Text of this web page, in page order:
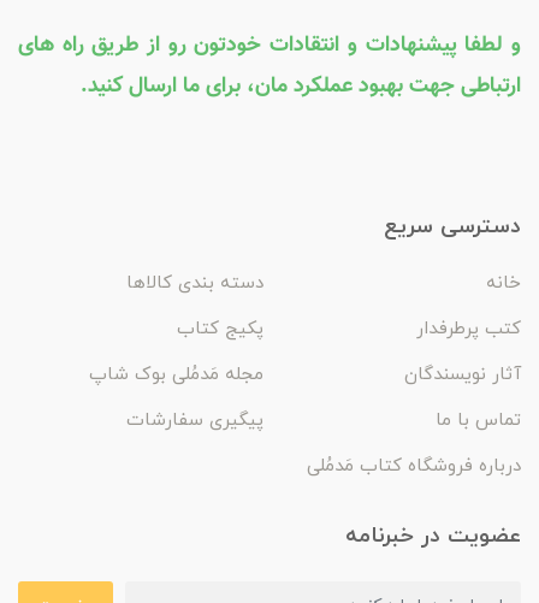
و لطفا پیشنهادات و انتقادات خودتون رو از طریق راه های
ارتباطی جهت بهبود عملکرد مان، برای ما ارسال کنید.
دسترسی سریع
خانه
دسته بندی کالاها
کتب پرطرفدار
پکیج کتاب
آثار نویسندگان
مجله مَدمُلی بوک شاپ
تماس با ما
پیگیری سفارشات
درباره فروشگاه کتاب مَدمُلی
عضویت در خبرنامه